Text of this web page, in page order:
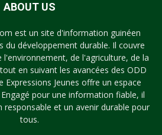
ABOUT US
est un site d'information guinéen
du développement durable. Il couvre
l'environnement, de l'agriculture, de la
en suivant les avancées des ODD
Expressions Jeunes offre un espace
pour une information fiable, il
et un avenir durable pour
tous.